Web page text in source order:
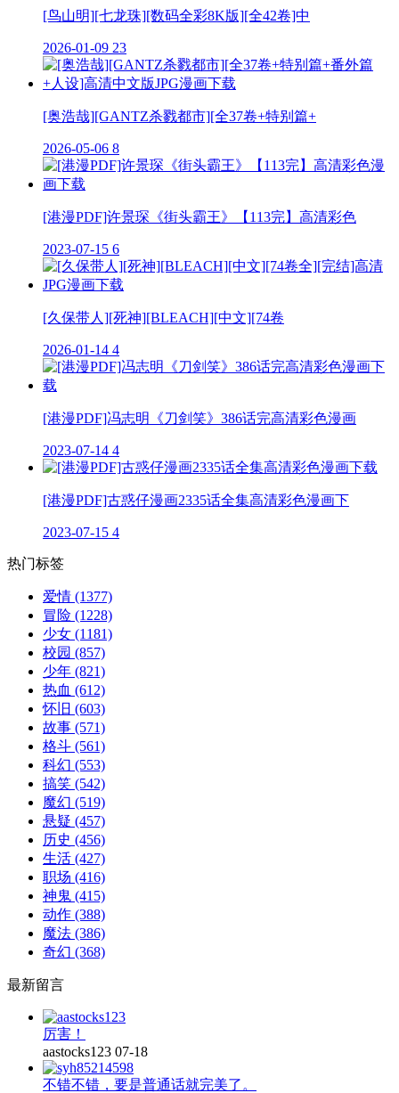
[鸟山明][七龙珠][数码全彩8K版][全42卷]中
2026-01-09 23
[奥浩哉][GANTZ杀戮都市][全37卷+特别篇+
2026-05-06 8
[港漫PDF]许景琛《街头霸王》【113完】高清彩色
2023-07-15 6
[久保带人][死神][BLEACH][中文][74卷
2026-01-14 4
[港漫PDF]冯志明《刀剑笑》386话完高清彩色漫画
2023-07-14 4
[港漫PDF]古惑仔漫画2335话全集高清彩色漫画下
2023-07-15 4
热门标签
爱情 (1377)
冒险 (1228)
少女 (1181)
校园 (857)
少年 (821)
热血 (612)
怀旧 (603)
故事 (571)
格斗 (561)
科幻 (553)
搞笑 (542)
魔幻 (519)
悬疑 (457)
历史 (456)
生活 (427)
职场 (416)
神鬼 (415)
动作 (388)
魔法 (386)
奇幻 (368)
最新留言
厉害！
aastocks123 07-18
不错不错，要是普通话就完美了。